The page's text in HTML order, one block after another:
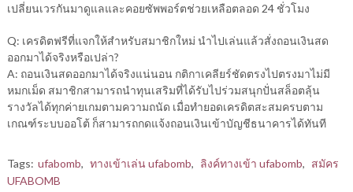
เปลี่ยนเวรกันมาดูแลและคอยซัพพอร์ตช่วยเหลือตลอด 24 ชั่วโมง
Q: เครดิตฟรีที่แจกให้สำหรับสมาชิกใหม่ นำไปเล่นแล้วสั่งถอนเงินสด
ออกมาได้จริงหรือเปล่า?
A: ถอนเงินสดออกมาได้จริงแน่นอน กติกาเคลียร์ชัดตรงไปตรงมาไม่มี
หมกเม็ด สมาชิกสามารถนำทุนเสริมที่ได้รับไปร่วมสนุกปั่นสล็อตลุ้น
รางวัลได้ทุกค่ายเกมตามความถนัด เมื่อทำยอดเครดิตสะสมครบตาม
เกณฑ์ระบบออโต้ ก็สามารถกดแจ้งถอนเงินเข้าบัญชีธนาคารได้ทันที
Tags: ufabomb, ทางเข้าเล่น ufabomb, ลิงค์ทางเข้า ufabomb, สมัคร
UFABOMB